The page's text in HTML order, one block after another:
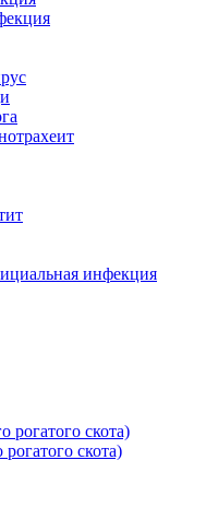
инфекция
скота)
скота)